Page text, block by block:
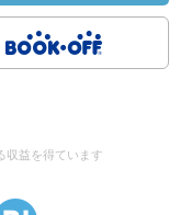
収益を得ています